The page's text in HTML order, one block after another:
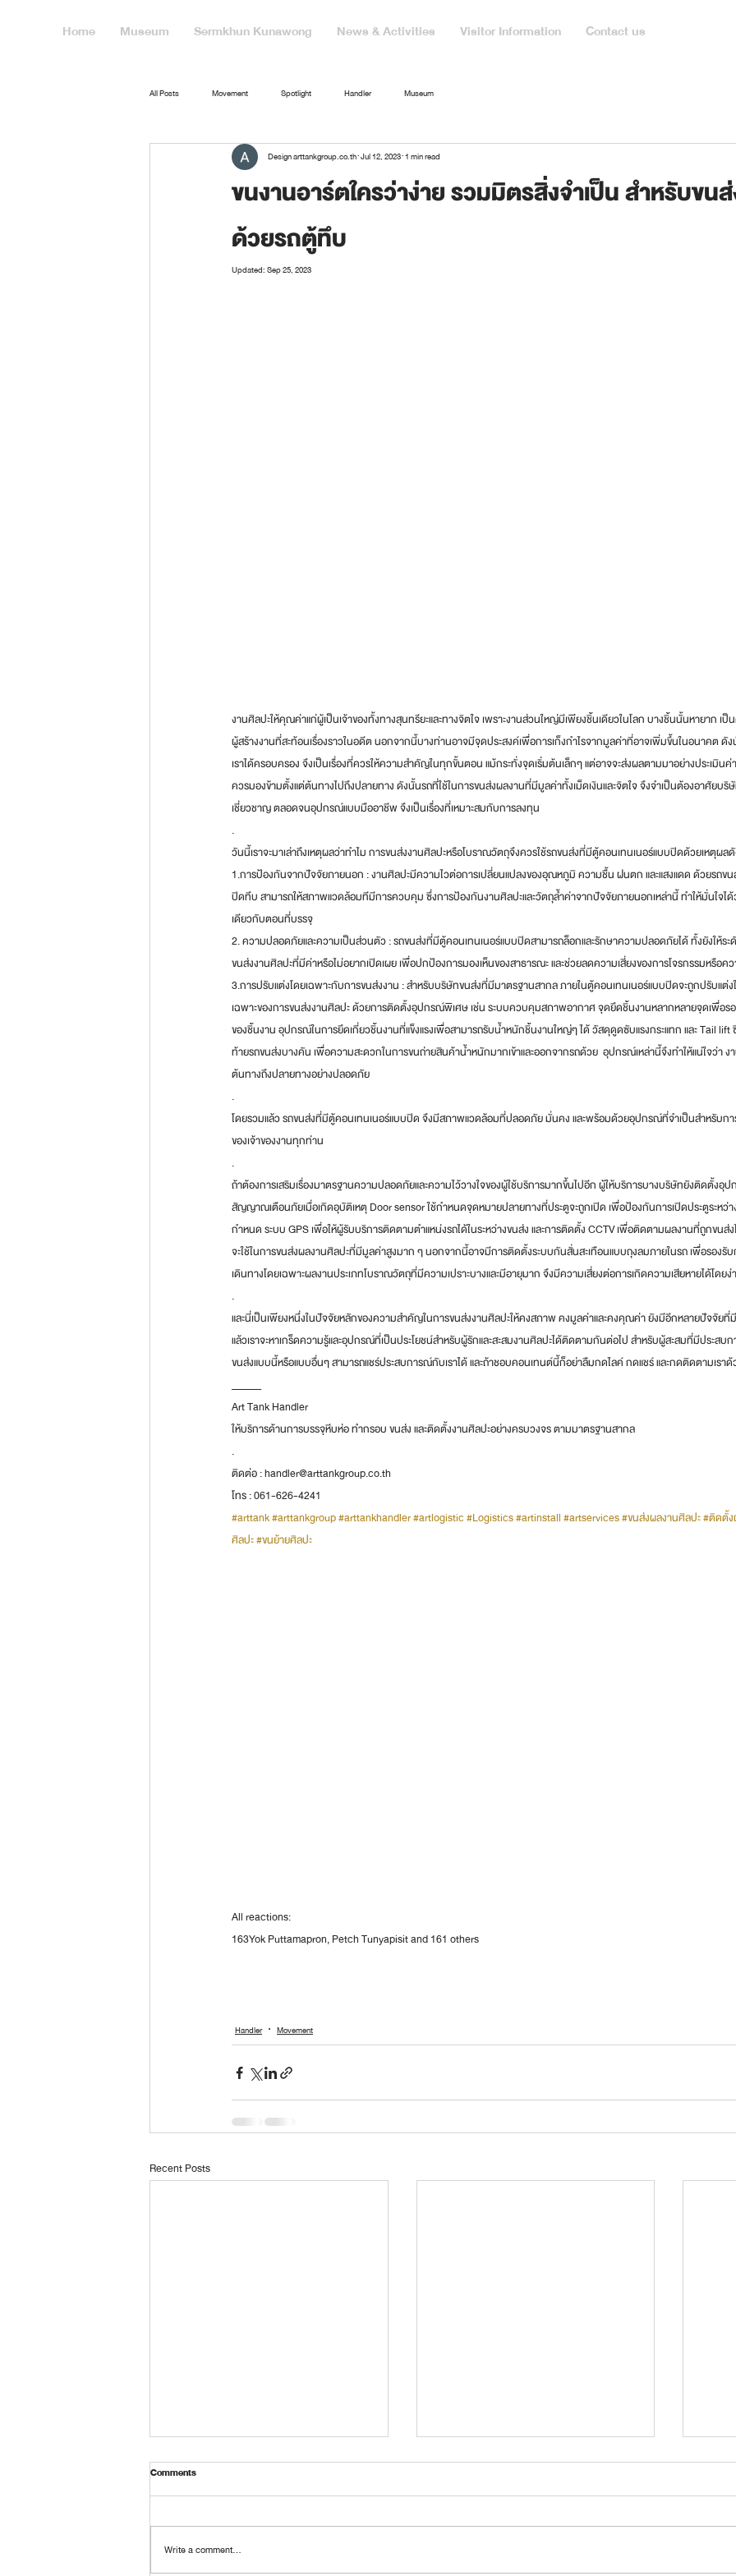
Home Museum Sermkhun Kunawong News & Activities Visitor Information Contact us
All Posts Movement Spotlight Handler Museum
ขนงานอาร์ตใครว่าง่าย รวมมิตรสิ่งจำเป็น สำหรับขน
ด้วยรถตู้ทึบ
Design arttankgroup.co.th Jul 12, 2023 1 min read
Updated:Sep 25, 2023
งานศิลปะให้คุณค่าแก่ผู้เป็นเจ้าของทั้งทางสุนทรียะและทางจิตใจ เพราะงานส่วนใหญ่มีเพียงชิ้นเดียวในโลก บางชิ้นนั้นหายาก เ
ผู้สร้างงานที่สะท้อนเรื่องราวในอดีต นอกจากนี้บางท่านอาจมีจุดประสงค์เพื่อการเก็งกำไรจากมูลค่าที่อาจเพิ่มขึ้นในอนาคต ดั
เราได้ครอบครอง จึงเป็นเรื่องที่ควรให้ความสำคัญในทุกขั้นตอน แม้กระทั่งจุดเริ่มต้นเล็กๆ แต่อาจจะส่งผลตามมาอย่างประเมินค่
ควรมองข้ามตั้งแต่ต้นทางไปถึงปลายทาง ดังนั้นรถที่ใช้ในการขนส่งผลงานที่มีมูลค่าทั้งเม็ดเงินและจิตใจ จึงจำเป็นต้องอาศัยบ
เชี่ยวชาญ ตลอดจนอุปกรณ์แบบมืออาชีพ จึงเป็นเรื่องที่เหมาะสมกับการลงทุน
.
วันนี้เราจะมาเล่าถึงเหตุผลว่าทำไม การขนส่งงานศิลปะหรือโบราณวัตถุจึงควรใช้รถขนส่งที่มีตู้คอนเทนเนอร์แบบปิดด้วยเหตุผล
1.การป้องกันจากปัจจัยภายนอก : งานศิลปะมีความไวต่อการเปลี่ยนแปลงของอุณหภูมิ ความชื้น ฝนตก และแสงแดด ด้วยรถข
ปิดทึบ สามารถให้สภาพแวดล้อมทีมีการควบคุม ซึ่งการป้องกันงานศิลปะและวัตถุล้ำค่าจากปัจจัยภายนอกเหล่านี้ ทำให้มั่นใจไ
เดียวกับตอนที่บรรจุ
2. ความปลอดภัยและความเป็นส่วนตัว : รถขนส่งที่มีตู้คอนเทนเนอร์แบบปิดสามารถล็อกและรักษาความปลอดภัยได้ ทั้งยังให้ร
ขนส่งงานศิลปะที่มีค่าหรือไม่อยากเปิดเผย เพื่อปกป้องการมองเห็นของสาธารณะ และช่วยลดความเสี่ยงของการโจรกรรมหรือค
3.การปรับแต่งโดยเฉพาะกับการขนส่งงาน : สำหรับบริษัทขนส่งที่มีมาตรฐานสากล ภายในตู้คอนเทนเนอร์แบบปิดจะถูกปรับแต่
เฉพาะของการขนส่งงานศิลปะ ด้วยการติดตั้งอุปกรณ์พิเศษ เช่น ระบบควบคุมสภาพอากาศ จุดยึดชิ้นงานหลากหลายจุดเพื่อร
ของชิ้นงาน อุปกรณ์ในการยึดเกี่ยวชิ้นงานที่แข็งแรงเพื่อสามารถรับน้ำหนักชิ้นงานใหญ่ๆ ได้ วัสดุดูดซับแรงกระแทก และ Tail
ท้ายรถขนส่งบางคัน เพื่อความสะดวกในการขนถ่ายสินค้าน้ำหนักมากเข้าและออกจากรถด้วย  อุปกรณ์เหล่านี้จึงทำให้แน่ใจว่า ง
ต้นทางถึงปลายทางอย่างปลอดภัย
.
โดยรวมแล้ว รถขนส่งที่มีตู้คอนเทนเนอร์แบบปิด จึงมีสภาพแวดล้อมที่ปลอดภัย มั่นคง และพร้อมด้วยอุปกรณ์ที่จำเป็นสำหรับก
ของเจ้าของงานทุกท่าน
.
ถ้าต้องการเสริมเรื่องมาตรฐานความปลอดภัยและความไว้วางใจของผู้ใช้บริการมากขึ้นไปอีก ผู้ให้บริการบางบริษัทยังติดตั้งอุป
สัญญาณเตือนภัยเมื่อเกิดอุบัติเหตุ Door sensor ใช้กำหนดจุดหมายปลายทางที่ประตูจะถูกเปิด เพื่อป้องกันการเปิดประตูระหว่า
กำหนด ระบบ GPS เพื่อให้ผู้รับบริการติดตามตำแหน่งรถได้ในระหว่างขนส่ง และการติดตั้ง CCTV เพื่อติดตามผลงานที่ถูกขนส่
จะใช้ในการขนส่งผลงานศิลปะที่มีมูลค่าสูงมาก ๆ นอกจากนี้อาจมีการติดตั้งระบบกันสั่นสะเทือนแบบถุงลมภายในรถ เพื่อรองรับ
เดินทางโดยเฉพาะผลงานประเภทโบราณวัตถุที่มีความเปราะบางและมีอายุมาก จึงมีความเสี่ยงต่อการเกิดความเสียหายได้โดย
.
และนี่เป็นเพียงหนึ่งในปัจจัยหลักของความสำคัญในการขนส่งงานศิลปะให้คงสภาพ คงมูลค่าและคงคุณค่า ยังมีอีกหลายปัจจัย
แล้วเราจะหาเกร็ดความรู้และอุปกรณ์ที่เป็นประโยชน์สำหรับผู้รักและสะสมงานศิลปะได้ติดตามกันต่อไป สำหรับผู้สะสมที่มีประสบ
ขนส่งแบบนี้หรือแบบอื่นๆ สามารถแชร์ประสบการณ์กับเราได้ และถ้าชอบคอนเทนต์นี้ก็อย่าลืมกดไลค์ กดแชร์ และกดติดตามเรา
______
Art Tank Handler
ให้บริการด้านการบรรจุหีบห่อ ทำกรอบ ขนส่ง และติดตั้งงานศิลปะอย่างครบวงจร ตามมาตรฐานสากล
.
ติดต่อ : handler@arttankgroup.co.th
โทร : 061-626-4241
#arttank#arttankgroup#arttankhandler#artlogistic#Logistics#artinstall#artservices#ขนส่งผลงานศิลปะ#ติดตั้ง
ศิลปะ#ขนย้ายศิลปะ
All reactions:
163Yok Puttamapron, Petch Tunyapisit and 161 others
Handler Movement
Recent Posts
Comments
Write a comment...